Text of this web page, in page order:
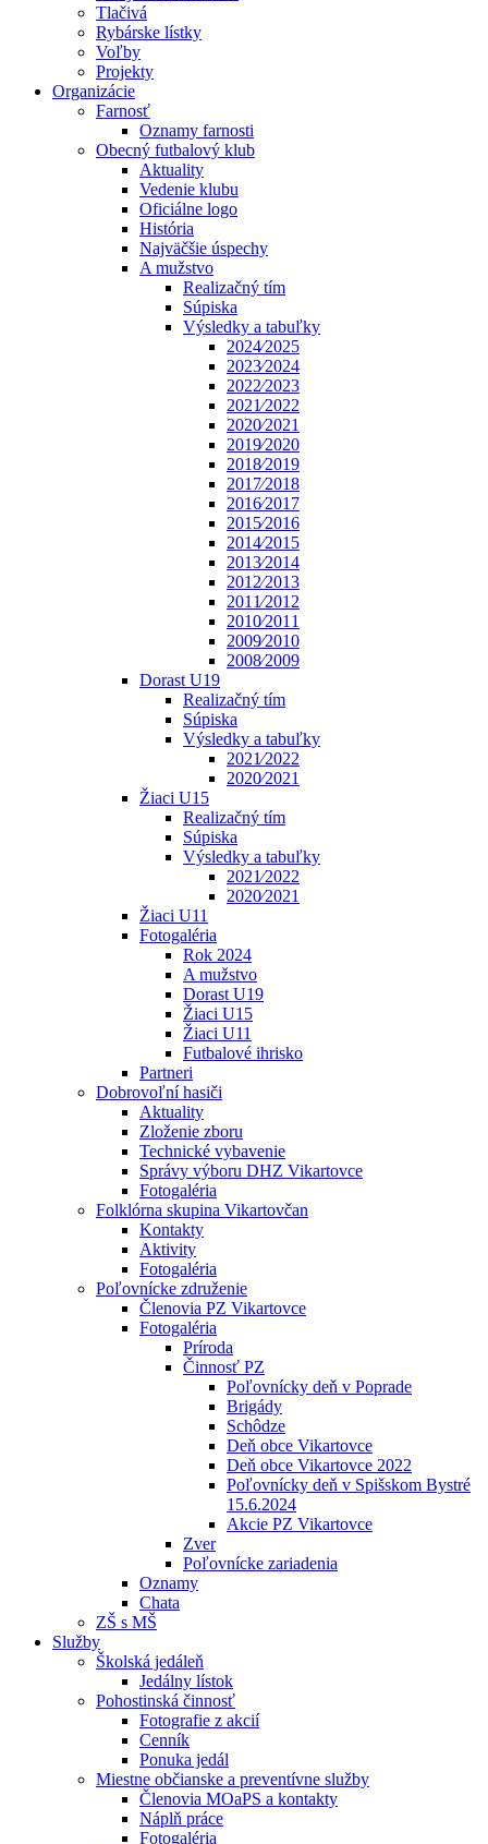
Tlačivá
Rybárske lístky
Voľby
Projekty
Organizácie
Farnosť
Oznamy farnosti
Obecný futbalový klub
Aktuality
Vedenie klubu
Oficiálne logo
História
Najväčšie úspechy
A mužstvo
Realizačný tím
Súpiska
Výsledky a tabuľky
2024⁄2025
2023⁄2024
2022⁄2023
2021⁄2022
2020⁄2021
2019⁄2020
2018⁄2019
2017⁄2018
2016⁄2017
2015⁄2016
2014⁄2015
2013⁄2014
2012⁄2013
2011⁄2012
2010⁄2011
2009⁄2010
2008⁄2009
Dorast U19
Realizačný tím
Súpiska
Výsledky a tabuľky
2021⁄2022
2020⁄2021
Žiaci U15
Realizačný tím
Súpiska
Výsledky a tabuľky
2021⁄2022
2020⁄2021
Žiaci U11
Fotogaléria
Rok 2024
A mužstvo
Dorast U19
Žiaci U15
Žiaci U11
Futbalové ihrisko
Partneri
Dobrovoľní hasiči
Aktuality
Zloženie zboru
Technické vybavenie
Správy výboru DHZ Vikartovce
Fotogaléria
Folklórna skupina Vikartovčan
Kontakty
Aktivity
Fotogaléria
Poľovnícke združenie
Členovia PZ Vikartovce
Fotogaléria
Príroda
Činnosť PZ
Poľovnícky deň v Poprade
Brigády
Schôdze
Deň obce Vikartovce
Deň obce Vikartovce 2022
Poľovnícky deň v Spišskom Bystré
15.6.2024
Akcie PZ Vikartovce
Zver
Poľovnícke zariadenia
Oznamy
Chata
ZŠ s MŠ
Služby
Školská jedáleň
Jedálny lístok
Pohostinská činnosť
Fotografie z akcií
Cenník
Ponuka jedál
Miestne občianske a preventívne služby
Členovia MOaPS a kontakty
Náplň práce
Fotogaléria